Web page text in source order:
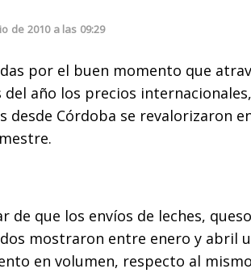
de 2010 a las 09:29
por el buen momento que
del año los precios
desde Córdoba se revalorizaron
de que los envíos de leches,
mostraron entre enero y abril
en volumen, respecto al